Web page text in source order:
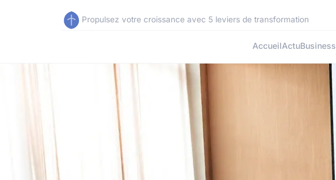
Propulsez votre croissance avec 5 leviers de transformation
AccueilActuBusiness